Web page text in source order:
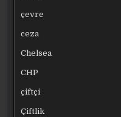
çevre
ceza
Chelsea
CHP
çiftçi
Çiftlik